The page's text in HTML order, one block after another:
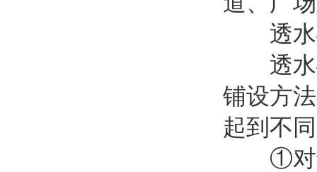
透水
透水砖
铺设方
起到不
①对于